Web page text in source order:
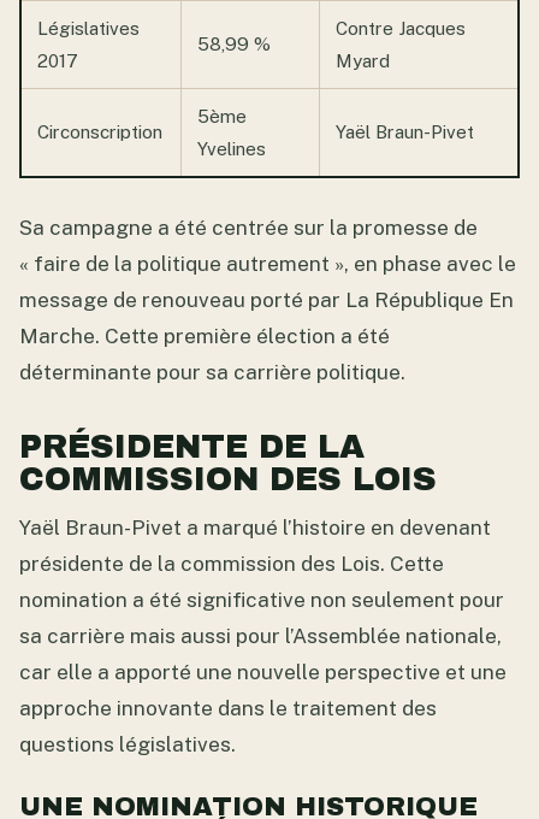
Législatives
2017
58,99 %
Contre Jacques
Myard
Circonscription
5ème
Yvelines
Yaël Braun-Pivet
Sa campagne a été centrée sur la promesse de
« faire de la politique autrement », en phase avec le
message de renouveau porté par La République En
Marche. Cette première élection a été
déterminante pour sa carrière politique.
PRÉSIDENTE DE LA
COMMISSION DES LOIS
Yaël Braun-Pivet a marqué l’histoire en devenant
présidente de la commission des Lois. Cette
nomination a été significative non seulement pour
sa carrière mais aussi pour l’Assemblée nationale,
car elle a apporté une nouvelle perspective et une
approche innovante dans le traitement des
questions législatives.
UNE NOMINATION HISTORIQUE